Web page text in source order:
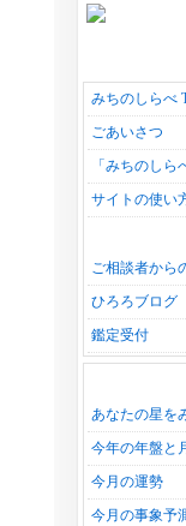
みちのしらべ
ごあいさつ
「みちのしら
サイトの使い
ご相談者から
ひろろブログ
鑑定受付
あなたの星を
今年の年盤と
今月の運勢
今月の事象予